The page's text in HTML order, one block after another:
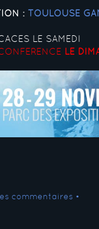
: TOULOUSE
LE SAMEDI
LE
commentaires •